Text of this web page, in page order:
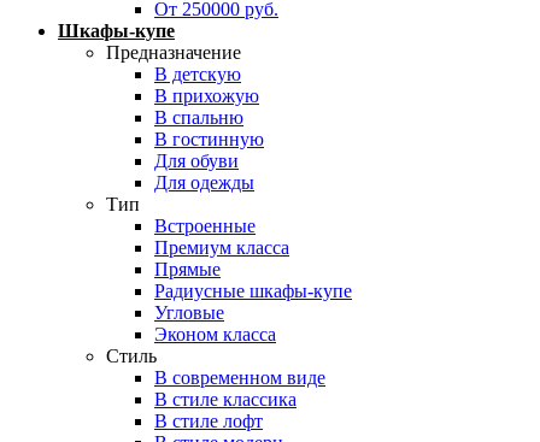
От 250000 руб.
Шкафы-купе
Предназначение
В детскую
В прихожую
В спальню
В гостинную
Для обуви
Для одежды
Тип
Встроенные
Премиум класса
Прямые
Радиусные шкафы-купе
Угловые
Эконом класса
Стиль
В современном виде
В стиле классика
В стиле лофт